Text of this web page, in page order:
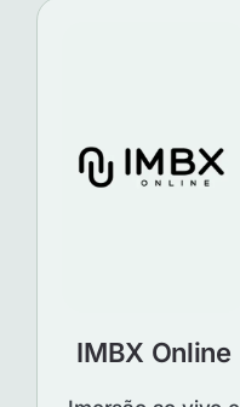
IMBX Online